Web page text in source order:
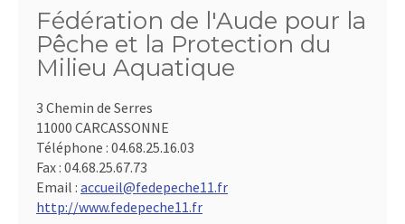
Fédération de l'Aude pour la
Pêche et la Protection du
Milieu Aquatique
3 Chemin de Serres
11000 CARCASSONNE
Téléphone : 04.68.25.16.03
Fax : 04.68.25.67.73
Email : accueil@fedepeche11.fr
http://www.fedepeche11.fr